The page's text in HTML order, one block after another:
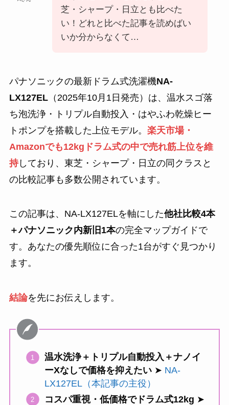
芝・シャープ・日立とも比べた
い！どれと比べた記事を読めばい
いか分からなくて…
パナソニックの最新ドラム式洗濯機NA-
LX127EL（2025年10月1日発売）は、温水スゴ落
ち泡洗浄・トリプル自動投入・はやふわ乾燥ヒー
トポンプを搭載した上位モデル。 楽天市場・
Amazonでも12kgドラム式の中で売れ筋上位を維
持しており、東芝・シャープ・日立の同クラスと
の比較記事も多数公開されています。
この記事は、NA-LX127ELを軸にした他社比較4本
＋パナソニック内新旧1本の完全マップガイドで
す。あなたの優先順位に合った1台がすぐ見つかり
ます。
結論を先にお伝えします。
温水洗浄＋トリプル自動投入＋ナノイ
ーXなしで価格を抑えたい ➤ NA-
LX127EL（本記事の主役）
コスパ重視・低価格でドラム式12kg ➤